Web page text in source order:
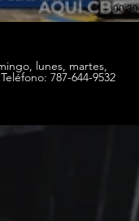
00:30
miércoles y jueves 10am - 12am | viernes y sábado 10am - 2am | Teléfono: 787-644-9532